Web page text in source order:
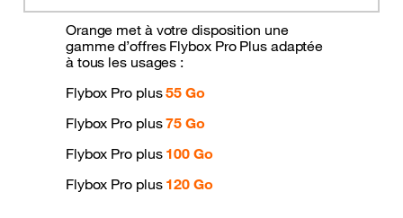
Orange met à votre disposition une
gamme d’offres Flybox Pro Plus adaptée
à tous les usages :
Flybox Pro plus55 Go
Flybox Pro plus75 Go
Flybox Pro plus 100 Go
Flybox Pro plus 120 Go